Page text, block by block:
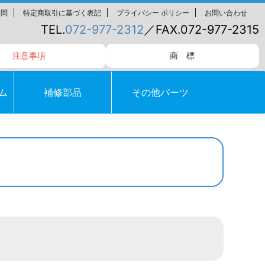
特定商取引に基づく表記 プライバシー ポリシー お問い合わせ
TEL.072-977-2312／FAX.072-977-2315
注意事項 商 標
補修部品 その他パーツ